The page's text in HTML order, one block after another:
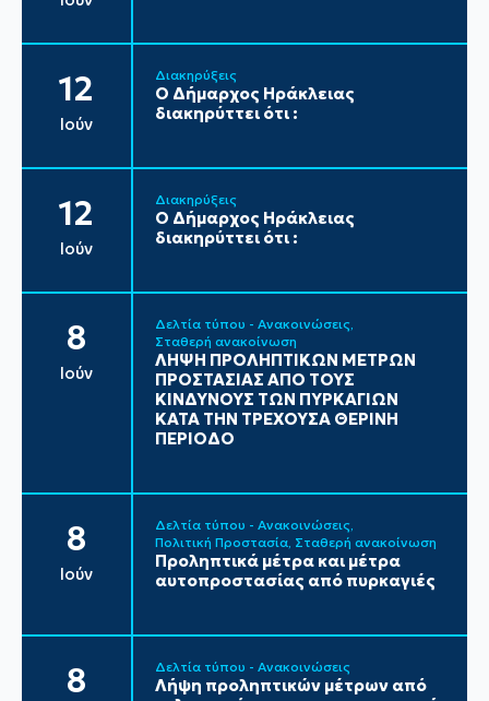
12
Ιούν
Διακηρύξεις
Ο Δήμαρχος Ηράκλειας
διακηρύττει ότι :
12
Ιούν
Διακηρύξεις
Ο Δήμαρχος Ηράκλειας
διακηρύττει ότι :
8
Ιούν
Δελτία τύπου - Ανακοινώσεις
Σταθερή ανακοίνωση
ΛΗΨΗ ΠΡΟΛΗΠΤΙΚΩΝ ΜΕΤΡΩΝ
ΠΡΟΣΤΑΣΙΑΣ ΑΠΟ ΤΟΥΣ
ΚΙΝΔΥΝΟΥΣ ΤΩΝ ΠΥΡΚΑΓΙΩΝ
ΚΑΤΑ ΤΗΝ ΤΡΕΧΟΥΣΑ ΘΕΡΙΝΗ
ΠΕΡΙΟΔΟ
8
Ιούν
Δελτία τύπου - Ανακοινώσεις
Πολιτική Προστασία Σταθερή ανακοίνωση
Προληπτικά μέτρα και μέτρα
αυτοπροστασίας από πυρκαγιές
8 Δελτία τύπου - Ανακοινώσεις
Λήψη προληπτικών μέτρων από